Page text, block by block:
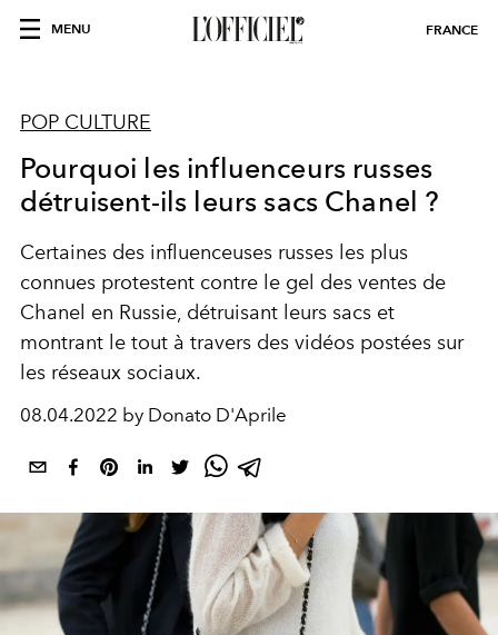
MENU FRANCE
POP CULTURE
Pourquoi les influenceurs russes
détruisent-ils leurs sacs Chanel ?
Certaines des influenceuses russes les plus
connues protestent contre le gel des ventes de
Chanel en Russie, détruisant leurs sacs et
montrant le tout à travers des vidéos postées sur
les réseaux sociaux.
08.04.2022 by Donato D'Aprile